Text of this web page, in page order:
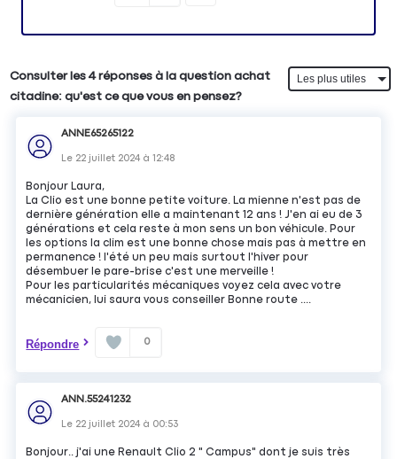
Consulter les 4 réponses à la question achat
citadine: qu'est ce que vous en pensez?
ANNE65265122
Le 22 juillet 2024 à12:48
Bonjour Laura,
La Clio est une bonne petite voiture. La mienne n'est pas de
dernière génération elle a maintenant 12 ans ! J'en ai eu de 3
générations et cela reste à mon sens un bon véhicule. Pour
les options la clim est une bonne chose mais pas à mettre en
permanence ! l'été un peu mais surtout l'hiver pour
désembuer le pare-brise c'est une merveille !
Pour les particularités mécaniques voyez cela avec votre
mécanicien, lui saura vous conseiller Bonne route ....
Répondre 0
ANN.55241232
Le 22 juillet 2024 à 00:53
Bonjour.. j'ai une Renault Clio 2 " Campus" dont je suis très